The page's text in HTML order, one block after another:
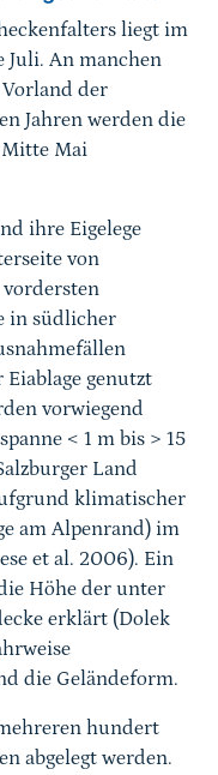
liegt im
An manchen
Vorland der
Jahren werden die
Mitte Mai
ihre Eigelege
von
vordersten
in südlicher
genutzt
vorwiegend
< 1 m bis > 15
Land
klimatischer
am Alpenrand) im
et al. 2006). Ein
Höhe der unter
erklärt (Dolek
die Geländeform.
hundert
abgelegt werden.